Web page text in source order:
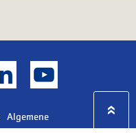
Algemene